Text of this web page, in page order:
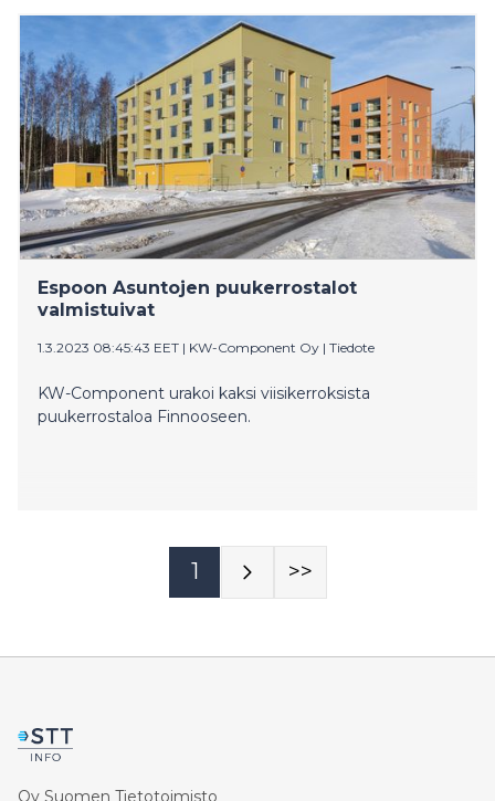
työskentelytiloista.
Espoon Asuntojen puukerrostalot
valmistuivat
1.3.2023 08:45:43 EET | KW-Component Oy | Tiedote
KW-Component urakoi kaksi viisikerroksista
puukerrostaloa Finnooseen.
1 >>
Oy Suomen Tietotoimisto